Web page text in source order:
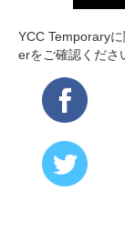
YCC Temporary
erをご確認くださ